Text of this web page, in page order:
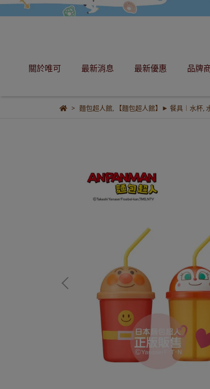
關於唯可 最新消息 最新優惠 品牌
麵包超人館, 【麵包超人館】► 餐具︱水杯,